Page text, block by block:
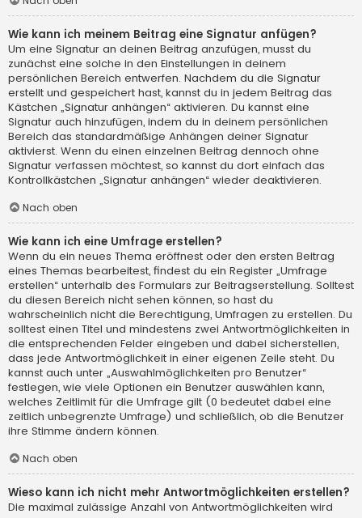
Wie kann ich meinem Beitrag eine Signatur anfügen?
Um eine Signatur an deinen Beitrag anzufügen, musst du
zunächst eine solche in den Einstellungen in deinem
persönlichen Bereich entwerfen. Nachdem du die Signatur
erstellt und gespeichert hast, kannst du in jedem Beitrag das
Kästchen „Signatur anhängen“ aktivieren. Du kannst eine
Signatur auch hinzufügen, indem du in deinem persönlichen
Bereich das standardmäßige Anhängen deiner Signatur
aktivierst. Wenn du einen einzelnen Beitrag dennoch ohne
Signatur verfassen möchtest, so kannst du dort einfach das
Kontrollkästchen „Signatur anhängen“ wieder deaktivieren.
Nach oben
Wie kann ich eine Umfrage erstellen?
Wenn du ein neues Thema eröffnest oder den ersten Beitrag
eines Themas bearbeitest, findest du ein Register „Umfrage
erstellen“ unterhalb des Formulars zur Beitragserstellung. Solltest
du diesen Bereich nicht sehen können, so hast du
wahrscheinlich nicht die Berechtigung, Umfragen zu erstellen. Du
solltest einen Titel und mindestens zwei Antwortmöglichkeiten in
die entsprechenden Felder eingeben und dabei sicherstellen,
dass jede Antwortmöglichkeit in einer eigenen Zeile steht. Du
kannst auch unter „Auswahlmöglichkeiten pro Benutzer“
festlegen, wie viele Optionen ein Benutzer auswählen kann,
welches Zeitlimit für die Umfrage gilt (0 bedeutet dabei eine
zeitlich unbegrenzte Umfrage) und schließlich, ob die Benutzer
ihre Stimme ändern können.
Nach oben
Wieso kann ich nicht mehr Antwortmöglichkeiten erstellen?
Die maximal zulässige Anzahl von Antwortmöglichkeiten wird